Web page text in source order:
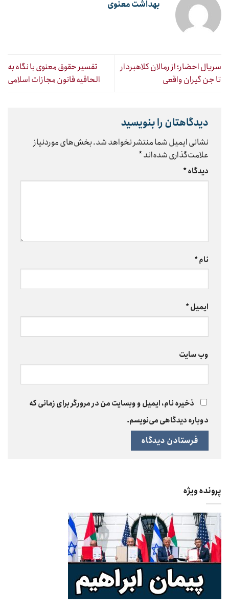
بهداشت معنوی
سریال احضار؛ از رمالان کلاهبردار
تا جن گیران واقعی
تفسیر حقوق معنوی با نگاه به
الحاقیه قانون مجازات اسلامی
دیدگاهتان را بنویسید
نشانی ایمیل شما منتشر نخواهد شد.بخش‌های موردنیاز
علامت‌گذاری شده‌اند*
دیدگاه*
نام*
ایمیل*
وب‌ سایت
ذخیره نام، ایمیل و وبسایت من در مرورگر برای زمانی که
دوباره دیدگاهی می‌نویسم.
پرونده ویژه